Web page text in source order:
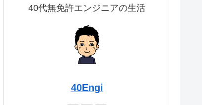
40代無免許エンジニアの生活
40Engi